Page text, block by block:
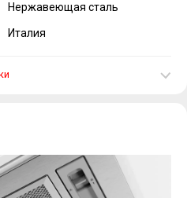
Нержавеющая сталь
Италия